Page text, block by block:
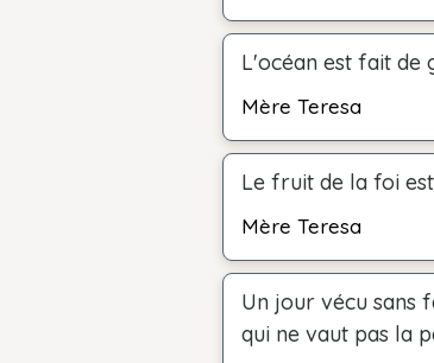
L'océan est fait de
Mère Teresa
Le fruit de la foi
Mère Teresa
Un jour vécu sans
qui ne vaut pas la